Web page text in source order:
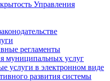
Управления
регламенты
муниципальных услуг
услуги в электронном виде
развития системы